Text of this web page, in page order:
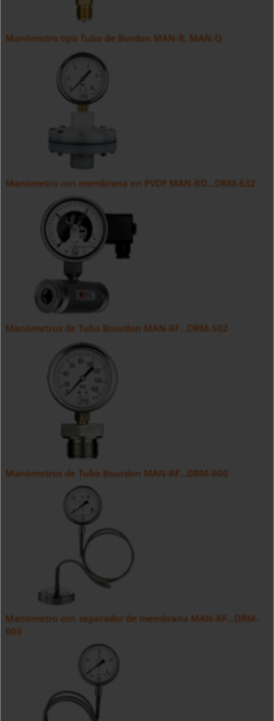
Manómetro tipo Tubo de Burdon MAN-R, MAN-Q
Manómetro con membrana en PVDF MAN-RD...DRM-632
Manómetros de Tubo Bourdon MAN-RF...DRM-502
Manómetros de Tubo Bourdon MAN-RF...DRM-600
Manómetro con separador de membrana MAN-RF...DRM-
603